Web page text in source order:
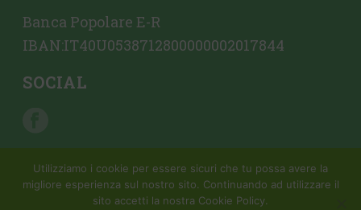
Banca Popolare E-R
IBAN:IT40U0538712800000002017844
SOCIAL
Utilizziamo i cookie per essere sicuri che tu possa avere la
migliore esperienza sul nostro sito. Continuando ad utilizzare il
sito accetti la nostra Cookie Policy.